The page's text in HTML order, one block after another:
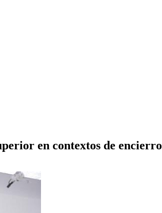
en contextos de encierro